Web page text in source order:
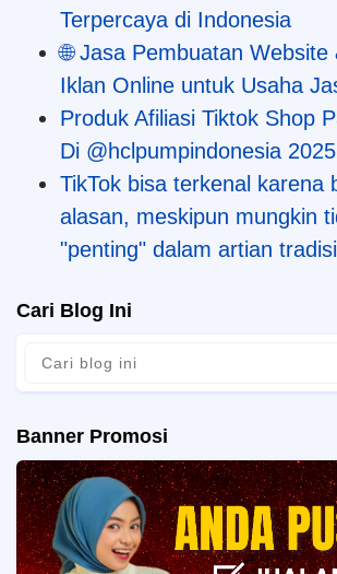
Terpercaya di Indonesia
🌐 Jasa Pembuatan Website
Iklan Online untuk Usaha
Produk Afiliasi Tiktok Shop
Di @hclpumpindonesia 2025
TikTok bisa terkenal karena
alasan, meskipun mungkin
"penting" dalam artian
Cari Blog Ini
Banner Promosi